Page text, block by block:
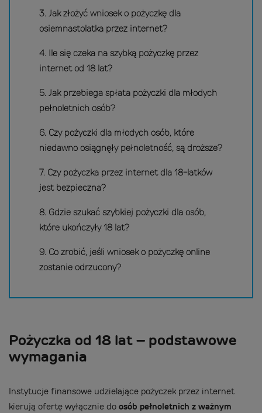
3. Jak złożyć wniosek o pożyczkę dla
osiemnastolatka przez internet?
4. Ile się czeka na szybką pożyczkę przez
internet od 18 lat?
5. Jak przebiega spłata pożyczki dla młodych
pełnoletnich osób?
6. Czy pożyczki dla młodych osób, które
niedawno osiągnęły pełnoletność, są droższe?
7. Czy pożyczka przez internet dla 18-latków
jest bezpieczna?
8. Gdzie szukać szybkiej pożyczki dla osób,
które ukończyły 18 lat?
9. Co zrobić, jeśli wniosek o pożyczkę online
zostanie odrzucony?
Pożyczka od 18 lat – podstawowe
wymagania
Instytucje finansowe udzielające pożyczek przez internet
kierują ofertę wyłącznie do osób pełnoletnich z ważnym